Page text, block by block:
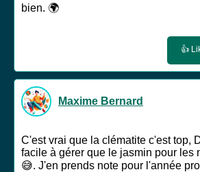
bien. 🌍
👍
Maxime Bernard
C'est vrai que la clématite c'est top,
facile à gérer que le jasmin pour les
😅. J'en prends note pour l'année